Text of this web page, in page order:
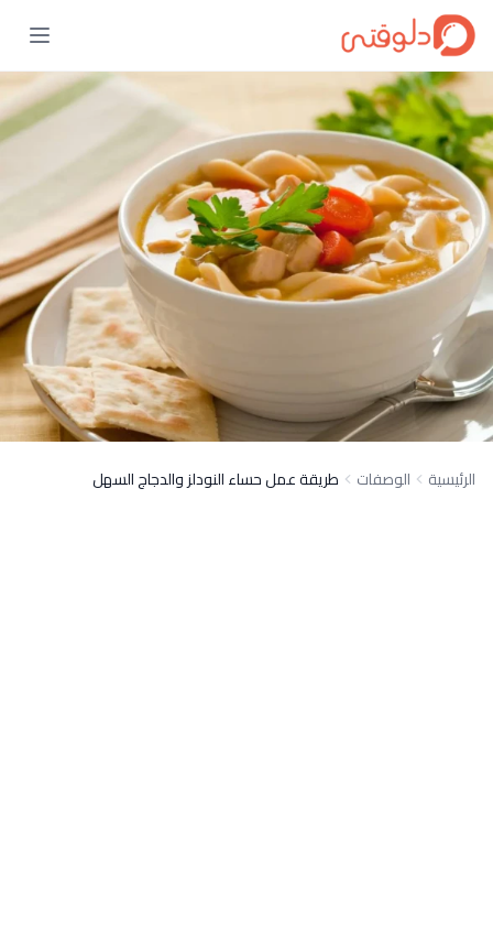
الرئيسية الوصفات طريقة عمل حساء النودلز والدجاج السهل